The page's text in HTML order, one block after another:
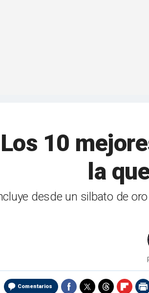
10
la
desde un silbato de
Comentarios